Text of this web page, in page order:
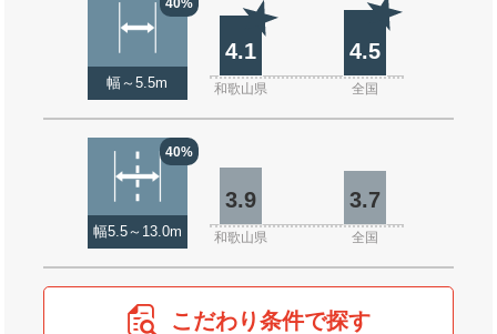
幅～5.5m
4.1 4.5
和歌山県 全国
40%
幅5.5～13.0m
3.9 3.7
和歌山県 全国
こだわり条件で探す